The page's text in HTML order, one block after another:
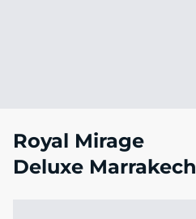
Royal Mirage
Deluxe Marrakech